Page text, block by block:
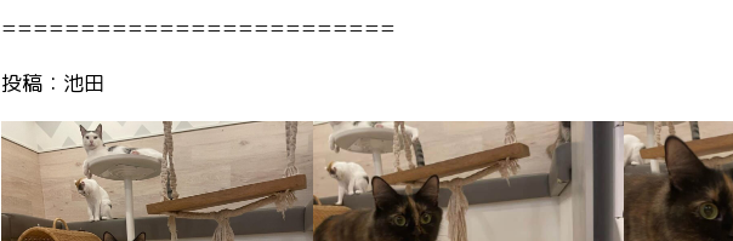
=========================
投稿：池田